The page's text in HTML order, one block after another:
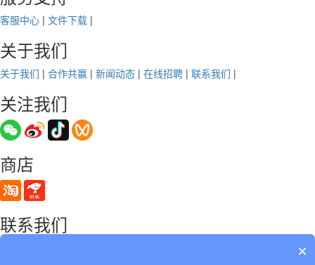
客服中心 | 文件下载 |
关于我们
关于我们 | 合作共赢 | 新闻动态 | 在线招聘 | 联系我们 |
关注我们
商店
联系我们
×